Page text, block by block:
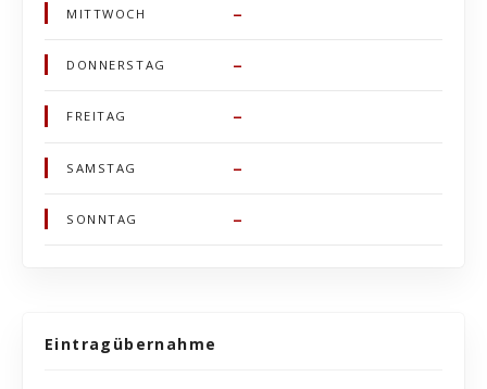
MITTWOCH –
DONNERSTAG –
FREITAG –
SAMSTAG –
SONNTAG –
Eintragübernahme